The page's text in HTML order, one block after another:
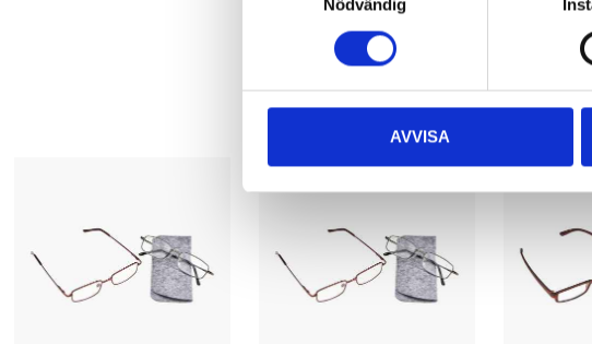
Nödvändig
AVVISA